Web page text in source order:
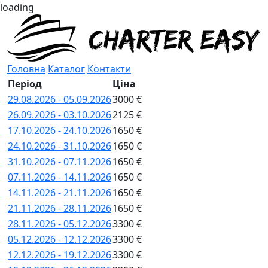
loading
Головна Каталог Контакти
Період
Ціна
29.08.2026 - 05.09.20263000 €
26.09.2026 - 03.10.20262125 €
17.10.2026 - 24.10.20261650 €
24.10.2026 - 31.10.20261650 €
31.10.2026 - 07.11.20261650 €
07.11.2026 - 14.11.20261650 €
14.11.2026 - 21.11.20261650 €
21.11.2026 - 28.11.20261650 €
28.11.2026 - 05.12.20263300 €
05.12.2026 - 12.12.20263300 €
12.12.2026 - 19.12.20263300 €